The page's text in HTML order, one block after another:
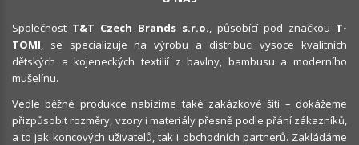
Společnost T&T Czech Brands s.r.o. , působící pod značkou T-
TOMI , se specializuje na výrobu a distribuci vysoce kvalitních
dětských a kojeneckých textilií z bavlny, bambusu a moderního
mušelínu.
Vedle běžné produkce nabízíme také zakázkové šití – dokážeme
přizpůsobit rozměry, vzory i materiály přesně podle přání zákazníků,
a to jak koncových uživatelů, tak i obchodních partnerů. Zakládáme